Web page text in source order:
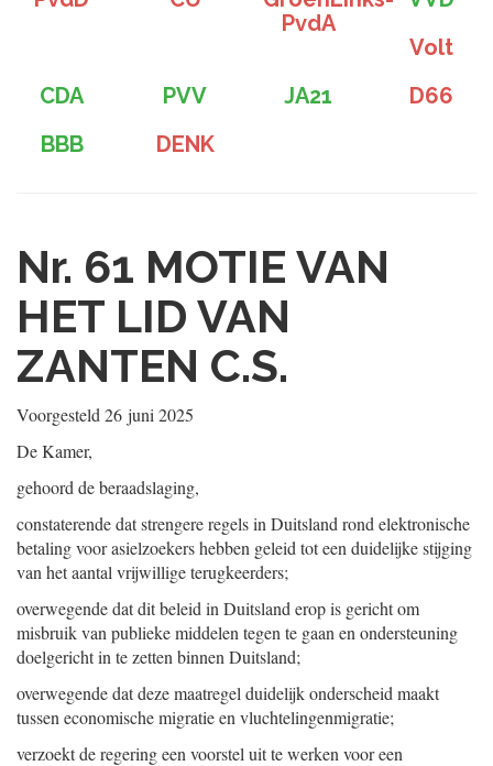
PvdA
Volt
CDA
PVV JA21
D66
BBB
DENK
Nr. 61 MOTIE VAN
HET LID VAN
ZANTEN C.S.
Voorgesteld 26 juni 2025
De Kamer,
gehoord de beraadslaging,
constaterende dat strengere regels in Duitsland rond elektronische
betaling voor asielzoekers hebben geleid tot een duidelijke stijging
van het aantal vrijwillige terugkeerders;
overwegende dat dit beleid in Duitsland erop is gericht om
misbruik van publieke middelen tegen te gaan en ondersteuning
doelgericht in te zetten binnen Duitsland;
overwegende dat deze maatregel duidelijk onderscheid maakt
tussen economische migratie en vluchtelingenmigratie;
verzoekt de regering een voorstel uit te werken voor een